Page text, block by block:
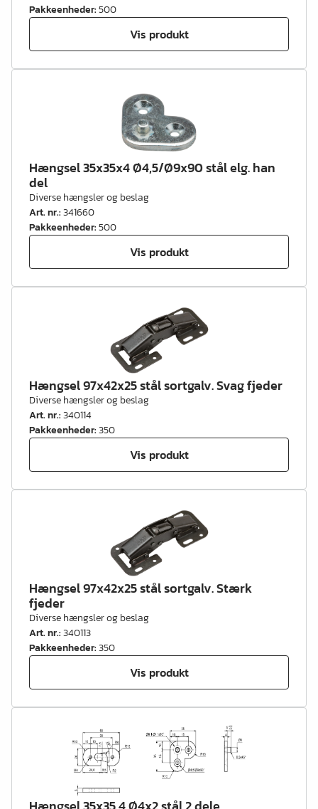
Pakkeenheder:500
Vis produkt
Hængsel 35x35x4 Ø4,5/Ø9x90 stål elg. han
del
Diverse hængsler og beslag
Art. nr.:341660
Pakkeenheder:500
Vis produkt
Hængsel 97x42x25 stål sortgalv. Svag fjeder
Diverse hængsler og beslag
Art. nr.:340114
Pakkeenheder:350
Vis produkt
Hængsel 97x42x25 stål sortgalv. Stærk
fjeder
Diverse hængsler og beslag
Art. nr.:340113
Pakkeenheder:350
Vis produkt